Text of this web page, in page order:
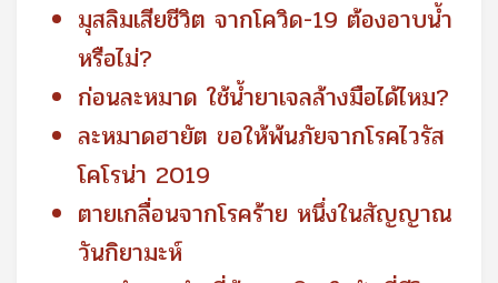
มุสลิมเสียชีวิต จากโควิด-19 ต้องอาบน้ำ
หรือไม่?
ก่อนละหมาด ใช้น้ำยาเจลล้างมือได้ไหม?
ละหมาดฮายัต ขอให้พ้นภัยจากโรคไวรัส
โคโรน่า 2019
ตายเกลื่อนจากโรคร้าย หนึ่งในสัญญาณ
วันกิยามะห์